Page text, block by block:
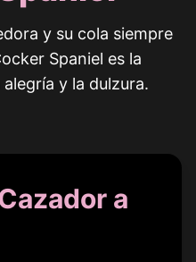
y su cola siempre
Spaniel es la
y la dulzura.
a